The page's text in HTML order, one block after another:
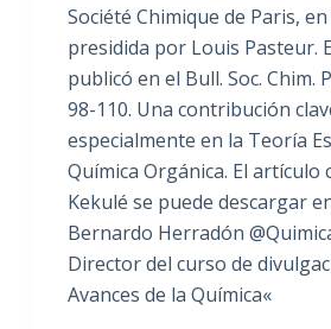
Société Chimique de Paris,
presidida por Louis Pasteur.
publicó en el Bull. Soc. Chim.
98-110. Una contribución
especialmente en la Teoría
Química Orgánica. El artículo
Kekulé se puede descargar
Bernardo Herradón
Director del curso de
Avances de la Química«